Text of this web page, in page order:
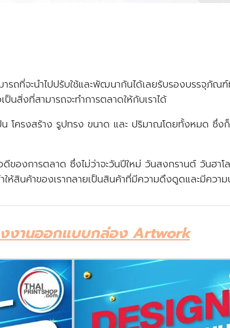
รถที่จะนำไปปรับใช้และพัฒนากันได้เลยรับรองบรรจุภัณ
นสิ่งที่สามารถจะทำการตลาดให้กับเราได้
โครงสร้าง รูปทรง ขนาด และ ปริมาณโดยทั้งหมด ซึ่ง
ของการตลาด ซึ่งไม่ว่าจะวันปีใหม่ วันสงกรานต์ วันฮ
สินค้าของเรากลายเป็นสินค้าที่มีความดึงดูดและมีความ
งานออกแบบกล่อง Artwork